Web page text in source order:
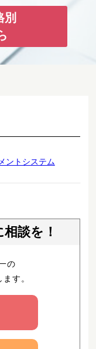
別
ントシステム
談を！
の
す。